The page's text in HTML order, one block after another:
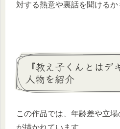
対する熱意や裏話を聞けるか
『教え子くんとは
人物を紹介
この作品では、年齢差や立